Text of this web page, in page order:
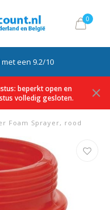
0
een 9.2/10
beperkt open en
volledig gesloten.
Foam Sprayer, rood